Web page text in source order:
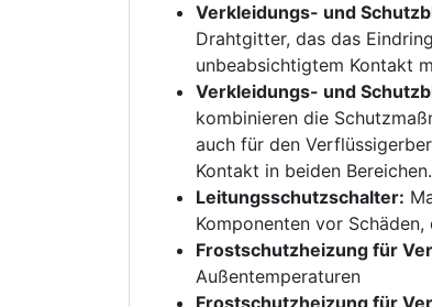
Verkleidungs- und
Drahtgitter, das das
unbeabsichtigtem Kontakt
Verkleidungs- und
kombinieren die
auch für den
Kontakt in beiden Bereichen.
Leitungsschutzschalter:
Komponenten vor
Frostschutzheizung für
Außentemperaturen
Frostschutzheizung für